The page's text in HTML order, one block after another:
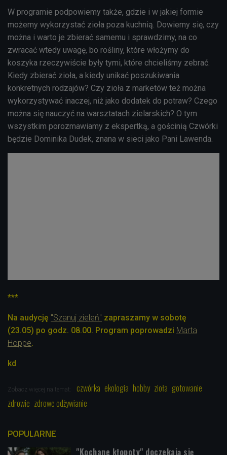
W programie podpowiemy także, gdzie i w jakiej formie
możemy wykorzystać zioła poza kuchnią. Dowiemy się, czy
można i warto je zbierać samemu i sprawdzimy, na co
zwracać wtedy uwagę, bo rośliny, które włożymy do
koszyka rzeczywiście były tymi, które chcieliśmy zebrać.
Kiedy zbierać zioła, a kiedy unikać poszukiwania
konkretnych rodzajów? Czy zioła z marketów też można
wykorzystywać inaczej, niż jako dodatek do potraw? Czego
można się nauczyć na warsztatach zielarskich? O tym
wszystkim porozmawiamy z ekspertką, a gościnią Czwórki
będzie Dominika Dudek, znana w sieci jako Pani Lawenda.
***
Na audycję "Szanuj zieleń" zapraszamy w sobotę
(23.05) po godz. 08.00. Program poprowadzi Marta
Hoppe.
kd
Zobacz więcej na temat: czwórka ekologia hobby zioła gotowanie
zdrowie zdrowe odżywianie
POPULARNE
"Kochane kłopoty" doczekają się